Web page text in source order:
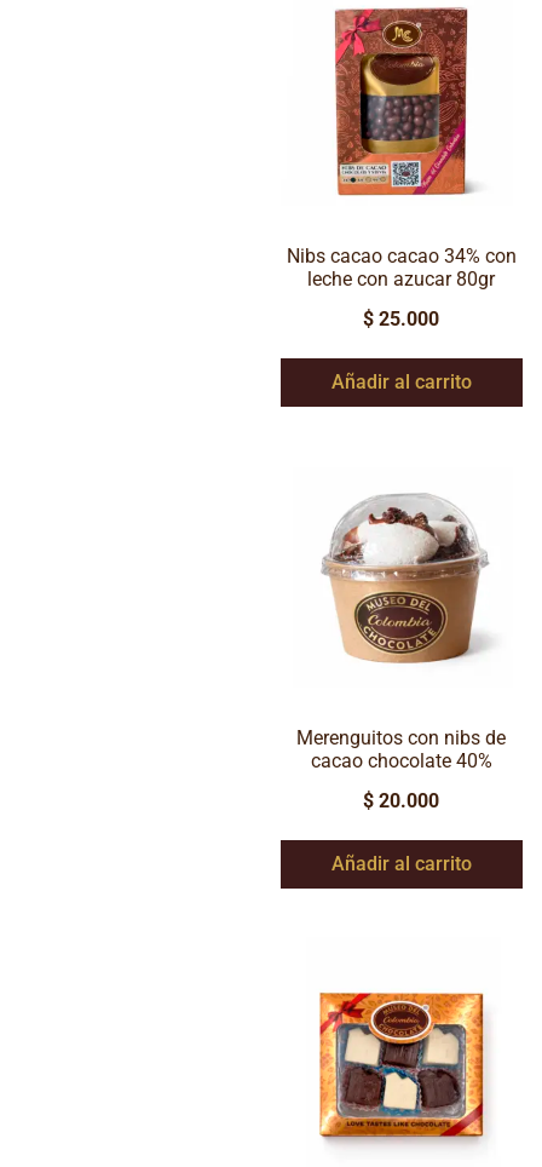
Nibs cacao cacao 34% con
leche con azucar 80gr
$ 25.000
Añadir al carrito
Merenguitos con nibs de
cacao chocolate 40%
$ 20.000
Añadir al carrito